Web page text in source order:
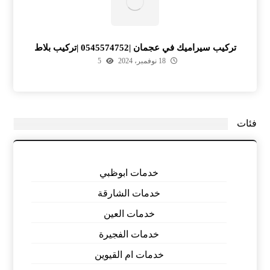
تركيب سيراميك في عجمان |0545574752 |تركيب بلاط
18 نوفمبر، 2024 5
فئات
خدمات ابوظبي
خدمات الشارقة
خدمات العين
خدمات الفجيرة
خدمات ام القيوين